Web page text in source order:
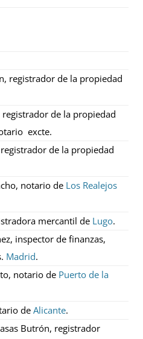
registrador de la propiedad
de la propiedad
excte.
de la propiedad
notario de Los Realejos
mercantil de Lugo.
inspector de finanzas,
Madrid.
notario de Puerto de la
deAlicante.
Butrón, registrador